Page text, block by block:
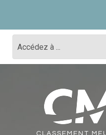
CLASSEMENT